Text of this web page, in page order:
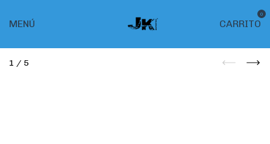
MENÚ CARRITO
0
1 / 5